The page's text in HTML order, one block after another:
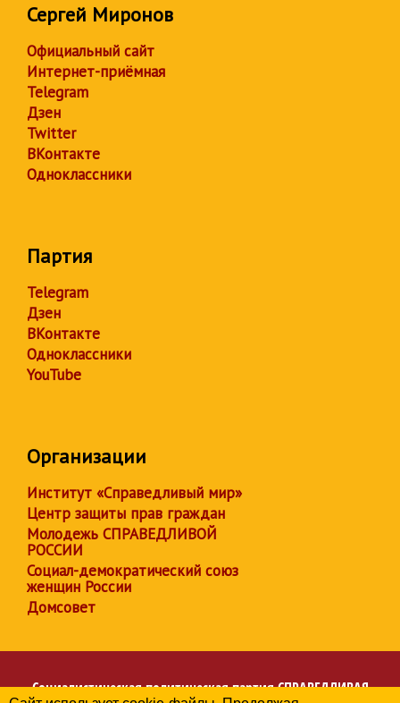
Сергей Миронов
Официальный сайт
Интернет-приёмная
Telegram
Дзен
Twitter
ВКонтакте
Одноклассники
Партия
Telegram
Дзен
ВКонтакте
Одноклассники
YouTube
Организации
Институт «Справедливый мир»
Центр защиты прав граждан
Молодежь СПРАВЕДЛИВОЙ
РОССИИ
Социал-демократический союз
женщин России
Домсовет
Социалистическая политическая партияСПРАВЕДЛИВАЯ